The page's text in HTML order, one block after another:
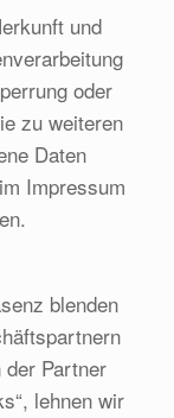
und
oder
zu weiteren
Daten
Impressum
blenden
der Partner
lehnen wir